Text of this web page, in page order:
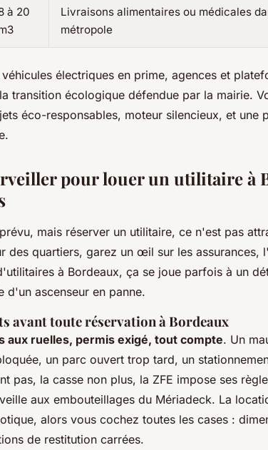
à 20
Livraisons alimentaires ou médicales
métropole
électriques en prime, agences et
transition écologique défendue par la mairie.
éco-responsables, moteur silencieux, et une
pour louer un utilitaire à
mais réserver un utilitaire, ce n'est pas
des quartiers, garez un œil sur les assurances,
à Bordeaux, ça se joue parfois à un
d'un ascenseur en panne.
avant toute réservation à Bordeaux
aux ruelles, permis exigé, tout compte. Un
un parc ouvert trop tard, un
pas, la casse non plus, la ZFE impose ses
aux embouteillages du Mériadeck. La
, alors vous cochez toutes les cases :
de restitution carrées.